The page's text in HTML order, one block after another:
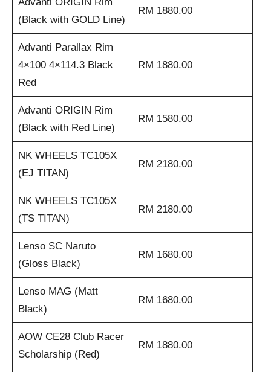
(Black with GOLD Line)
RM 1880.00
Advanti Parallax Rim
4×100 4×114.3 Black
Red
RM 1880.00
Advanti ORIGIN Rim
(Black with Red Line)
RM 1580.00
NK WHEELS TC105X
(EJ TITAN)
RM 2180.00
NK WHEELS TC105X
(TS TITAN)
RM 2180.00
Lenso SC Naruto
(Gloss Black)
RM 1680.00
Lenso MAG (Matt
Black)
RM 1680.00
AOW CE28 Club Racer
Scholarship (Red)
RM 1880.00